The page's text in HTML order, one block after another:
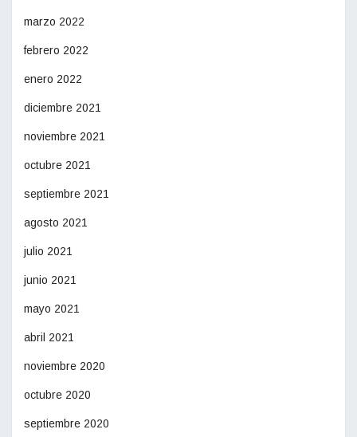
marzo 2022
febrero 2022
enero 2022
diciembre 2021
noviembre 2021
octubre 2021
septiembre 2021
agosto 2021
julio 2021
junio 2021
mayo 2021
abril 2021
noviembre 2020
octubre 2020
septiembre 2020